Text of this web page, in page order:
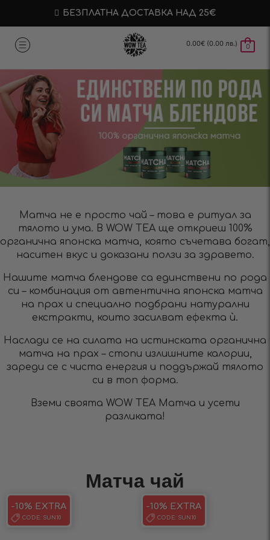
БЕЗПЛАТНА ДОСТАВКА НАД 25€
0.00€ (0.00 лв.) 0
Матча не е просто чай – това е ритуал за
тялото и ума. В WOW TEA ще откриеш 100%
органична японска матча, която съчетава богат,
наситен вкус и доказани ползи за здравето.
Нашите матча блендове са единствени по рода
си – комбинация от автентична японска матча
на прах и специално подбрани натурални
екстракти, които засилват ефекта ѝ.
Наслади се на силата на истинската органична
матча на прах – стопи излишните калории,
зареди се с чиста енергия и поддържай тялото
си в топ форма.
Вземи своята WOW TEA Матча и усети
разликата!
Матча чай
-10% EXTRA
CODE: SUN10
-10% EXTRA
CODE: SUN10